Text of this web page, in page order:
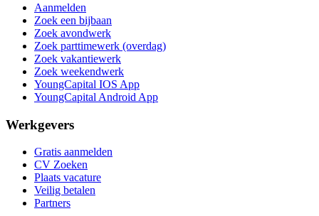
Aanmelden
Zoek een bijbaan
Zoek avondwerk
Zoek parttimewerk (overdag)
Zoek vakantiewerk
Zoek weekendwerk
YoungCapital IOS App
YoungCapital Android App
Werkgevers
Gratis aanmelden
CV Zoeken
Plaats vacature
Veilig betalen
Partners